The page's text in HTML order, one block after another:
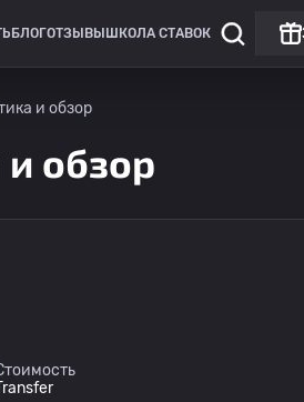
БЛОГОТЗЫВЫ ШКОЛА СТАВОК
и обзор
и обзор